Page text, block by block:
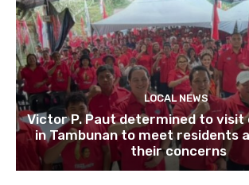
LOCAL NEWS
Victor P. Paut determined to visit
in Tambunan to meet residents
their concerns